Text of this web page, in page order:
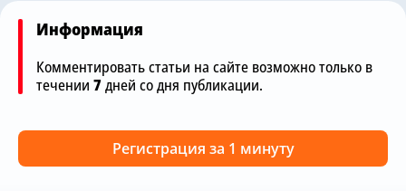
Информация
Комментировать статьи на сайте возможно только в
течении 7дней со дня публикации.
Регистрация за 1 минуту